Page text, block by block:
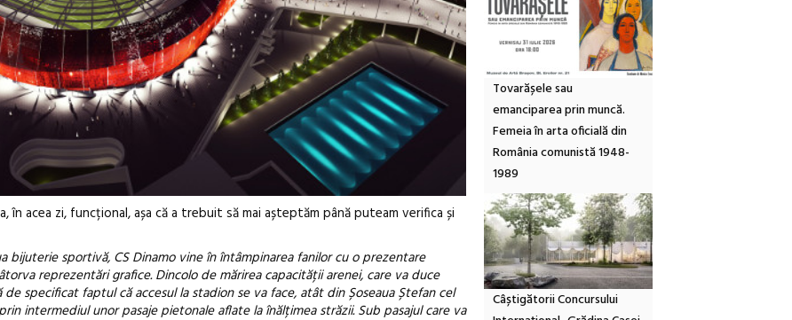
în acea zi, funcțional, așa că a trebuit să mai așteptăm până puteam verifica și
bijuterie sportivă, CS Dinamo vine în întâmpinarea fanilor cu o prezentare
reprezentări grafice. Dincolo de mărirea capacității arenei, care va duce
specificat faptul că accesul la stadion se va face, atât din Șoseaua Ștefan cel
intermediul unor pasaje pietonale aflate la înălțimea străzii. Sub pasajul care va
Tovarășele sau
emanciparea prin muncă.
Femeia în arta oficială din
România comunistă 1948-
1989
Câștigătorii Concursului